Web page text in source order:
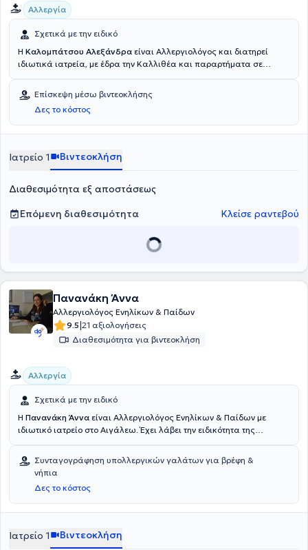
Αλλεργία
Σχετικά με την ειδικό
Η Καλομπάτσου Αλεξάνδρα είναι Αλλεργιολόγος και διατηρεί
ιδιωτικά ιατρεία, με έδρα την Καλλιθέα και παραρτήματα σε
πτυχιούχος της Ιατρικής Σχολής του Αριστοτελείου Πανεπιστημίου
Θεσσαλονίκης και ειδικεύτηκε στην Αλλεργιολογία στο Γενικό
Νοσοκομείο Παίδων Αθηνών "Παναγιώτη & Αγλαΐας Κυριακού",
αλλά και στο Γενικό Νοσοκομείο Αθηνών "Λαϊκό". Διαθέτει πολυετή
Παιδοαλλεργιολογικό Τμήμα του Metropolitan Hospital.
Επίσκεψη μέσω βιντεοκλήσης
Δες το κόστος
Ιατρείο 1 Βιντεοκλήση
Διαθεσιμότητα εξ αποστάσεως
Επόμενη διαθεσιμότητα
Κλείσε ραντεβού
Πανανάκη Άννα
Αλλεργιολόγος Ενηλίκων & Παίδων
9.5|21 αξιολογήσεις
Διαθεσιμότητα για βιντεοκλήση
Αλλεργία
Σχετικά με την ειδικό
Η Πανανάκη Άννα είναι Αλλεργιολόγος Ενηλίκων & Παίδων με
ιδιωτικό ιατρείο στο Αιγάλεω. Έχει λάβει την ειδικότητα της
Παίδων "Π. & Α. Κυριακού", στο Γενικό Νοσοκομείο "Λαϊκό", στο
Νοσοκομείο Νοσημάτων Θώρακος "Σωτηρία", αλλά και στο
Νοσοκομείο Brabois της Γαλλίας. Στο ιδιωτικό ιατρείο που διατηρεί
στο Αιγάλεω πραγματοποιούνται οι συνηθέστερες αλλεργιολογικές
πράξεις: δερματικά τεστ για τα εποχιακά αλλεργιογόνα (γύρεις), τα
επαγγελματικά, τα υμενόπτερα (σφήκα - μέλισσα), patch test,
σπιρομέτρηση, βρογχικές προκλήσεις, ανοσοθεραπεία, διάγνωση
Συνταγογράφηση υπολλεργικών γαλάτων για βρέφη &
νήπια
Δες το κόστος
Ιατρείο 1 Βιντεοκλήση